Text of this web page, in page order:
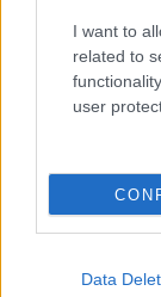
I want to
related to
user
Data
ΟΠΕΚΑ:
ευρώ -